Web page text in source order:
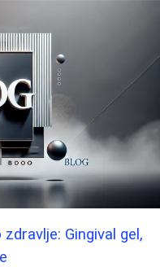
Gingival gel,